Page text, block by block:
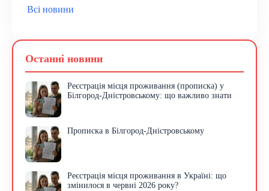
Всі новини
Останні новини
Реєстрація місця проживання (прописка) у
Білгород-Дністровському: що важливо знати
Прописка в Білгород-Дністровському
Реєстрація місця проживання в Україні: що
змінилося в червні 2026 року?